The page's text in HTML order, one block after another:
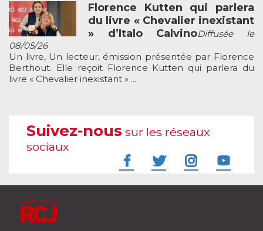
Florence Kutten qui parlera
du livre « Chevalier inexistant
» d’Italo CalvinoDiffusée le
08/05/26
Un livre, Un lecteur, émission présentée par Florence
Berthout. Elle reçoit Florence Kutten qui parlera du
livre « Chevalier inexistant » ...
Suivez-nous sur les réseaux
sociaux